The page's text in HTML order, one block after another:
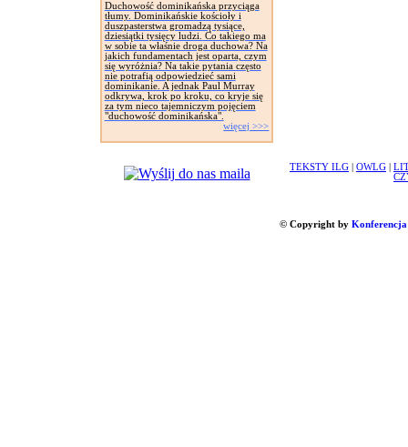
Duchowość dominikańska przyciąga
tłumy. Dominikańskie kościoły i
duszpasterstwa gromadzą tysiące,
dziesiątki tysięcy ludzi. Co takiego ma
w sobie ta właśnie droga duchowa? Na
jakich fundamentach jest oparta, czym
się wyróżnia? Na takie pytania często
nie potrafią odpowiedzieć sami
dominikanie. A jednak Paul Murray
odkrywa, krok po kroku, co kryje się
za tym nieco tajemniczym pojęciem
"duchowość dominikańska".
więcej >>>
TEKSTY ILG OWLG
© Copyright by Konferencja